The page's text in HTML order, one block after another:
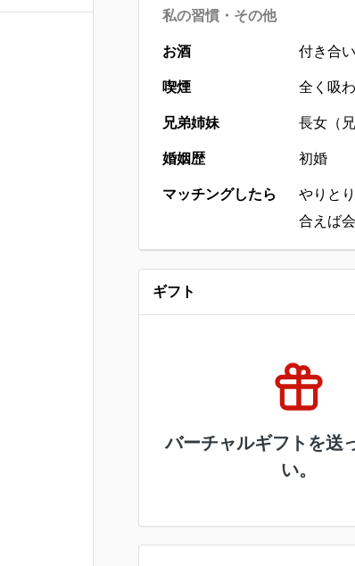
私の習慣・その他
お酒
付き合
喫煙
全く吸
兄弟姉妹
長女（
婚姻歴
初婚
マッチングしたら
やりと
合えば
ギフト
バーチャルギフトを送
い。